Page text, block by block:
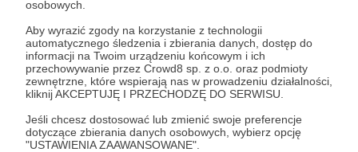
osobowych.
Aby wyrazić zgody na korzystanie z technologii
automatycznego śledzenia i zbierania danych, dostęp do
informacji na Twoim urządzeniu końcowym i ich
przechowywanie przez Crowd8 sp. z o.o. oraz podmioty
zewnętrzne, które wspierają nas w prowadzeniu działalności,
kliknij AKCEPTUJĘ I PRZECHODZĘ DO SERWISU.
Jeśli chcesz dostosować lub zmienić swoje preferencje
dotyczące zbierania danych osobowych, wybierz opcję
"USTAWIENIA ZAAWANSOWANE".
Czy na pewno chcesz kontynuować?
Tak, przejdź do strony